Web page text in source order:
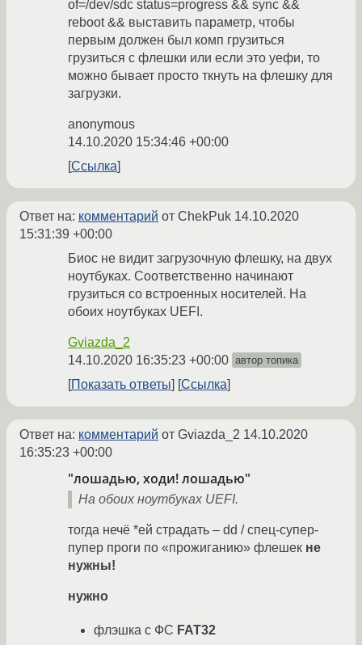
of=/dev/sdc status=progress && sync &&
reboot && выставить параметр, чтобы
первым должен был комп грузиться
грузиться с флешки или если это уефи, то
можно бывает просто ткнуть на флешку для
загрузки.
anonymous
14.10.2020 15:34:46 +00:00
Ссылка
Ответ на: комментарий от ChekPuk 14.10.2020
15:31:39 +00:00
Биос не видит загрузочную флешку, на двух
ноутбуках. Соответственно начинают
грузиться со встроенных носителей. На
обоих ноутбуках UEFI.
Gviazda_2
14.10.2020 16:35:23 +00:00 автор топика
Показать ответы Ссылка
Ответ на: комментарий от Gviazda_2 14.10.2020
16:35:23 +00:00
"лошадью, ходи! лошадью"
На обоих ноутбуках UEFI.
тогда нечё *ей страдать – dd / спец-супер-
пупер проги по «прожиганию» флешек не
нужны!
нужно
флэшка с ФС FAT32